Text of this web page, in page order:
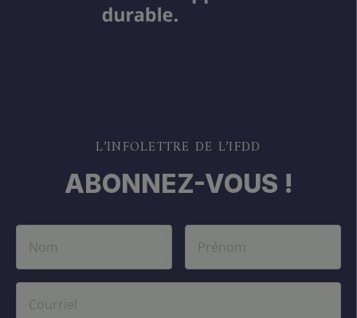
L’INFOLETTRE DE L’IFDD
ABONNEZ-VOUS !